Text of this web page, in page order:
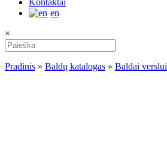
Kontaktai
en
×
Pradinis » Baldų katalogas » Baldai verslui